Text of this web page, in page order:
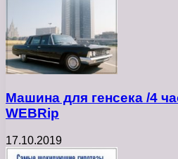
Машина для генсека /4
WEBRip
17.10.2019